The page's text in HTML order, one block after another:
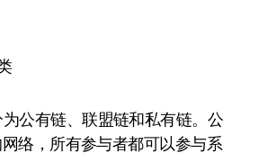
公有链、联盟链和私有链。公
络，所有参与者都可以参与系